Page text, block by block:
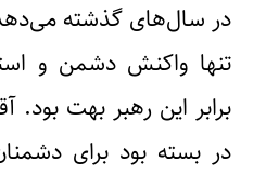
در سال‌های گذشته
تنها واکنش دشمن و
برابر این رهبر بهت
در بسته بود برای